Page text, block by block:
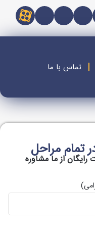
تماس با ما
تمام مراحل
از ما مشاوره